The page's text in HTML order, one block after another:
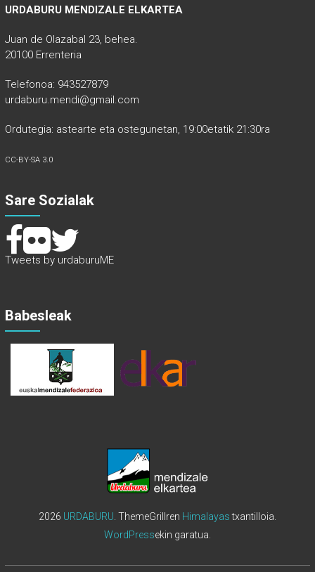
URDABURU MENDIZALE ELKARTEA
Juan de Olazabal 23, behea.
20100 Errenteria
Telefonoa: 943527879
urdaburu.mendi@gmail.com
Ordutegia: astearte eta ostegunetan, 19:00etatik 21:30ra
CC-BY-SA 3.0
Sare Sozialak
Tweets by urdaburuME
Babesleak
2026 URDABURU. ThemeGrillren Himalayastxantilloia.
WordPressekin garatua.